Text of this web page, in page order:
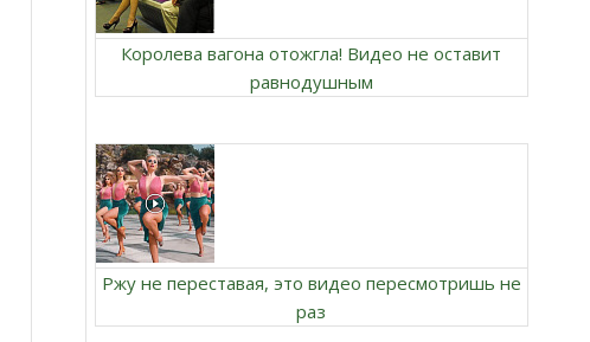
Королева вагона отожгла! Видео не оставит
равнодушным
Ржу не переставая, это видео пересмотришь не
раз